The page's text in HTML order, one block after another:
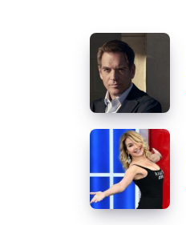
NCIS,
torna
Tony
DiNozzo:
cosa
sappiamo
Barbara
D’Urso
denuncia
Mediaset